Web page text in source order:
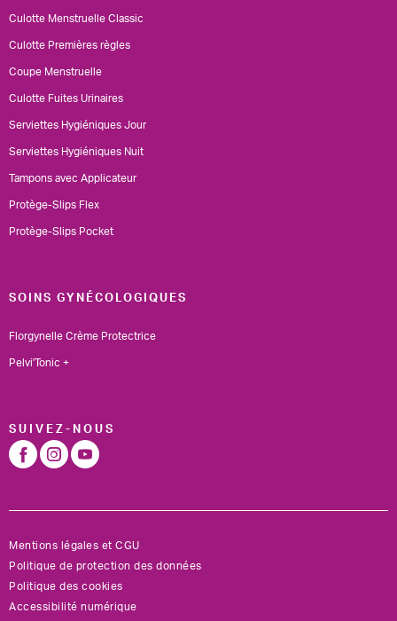
Culotte Menstruelle Classic
Culotte Premières règles
Coupe Menstruelle
Culotte Fuites Urinaires
Serviettes Hygiéniques Jour
Serviettes Hygiéniques Nuit
Tampons avec Applicateur
Protège-Slips Flex
Protège-Slips Pocket
SOINS GYNÉCOLOGIQUES
Florgynelle Crème Protectrice
Pelvi'Tonic +
SUIVEZ-NOUS
Mentions légales et CGU
Politique de protection des données
Politique des cookies
Accessibilité numérique